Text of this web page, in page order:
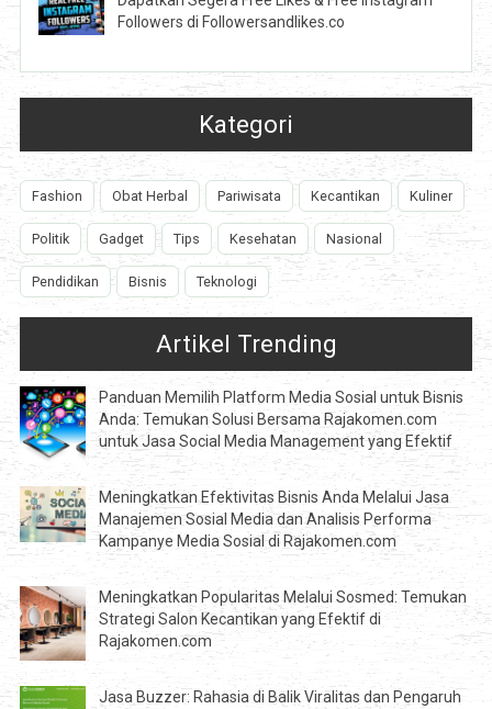
Followers di Followersandlikes.co
Kategori
Fashion Obat Herbal Pariwisata Kecantikan Kuliner
Politik Gadget Tips Kesehatan Nasional
Pendidikan Bisnis Teknologi
Artikel Trending
Panduan Memilih Platform Media Sosial untuk Bisnis
Anda: Temukan Solusi Bersama Rajakomen.com
untuk Jasa Social Media Management yang Efektif
Meningkatkan Efektivitas Bisnis Anda Melalui Jasa
Manajemen Sosial Media dan Analisis Performa
Kampanye Media Sosial di Rajakomen.com
Meningkatkan Popularitas Melalui Sosmed: Temukan
Strategi Salon Kecantikan yang Efektif di
Rajakomen.com
Jasa Buzzer: Rahasia di Balik Viralitas dan Pengaruh